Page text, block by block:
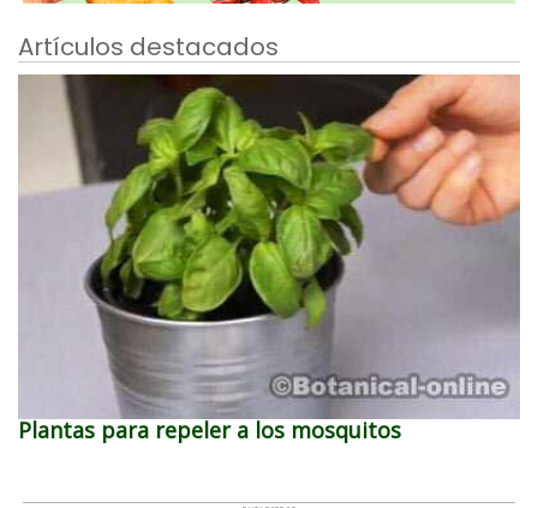
Artículos destacados
Plantas para repeler a los mosquitos